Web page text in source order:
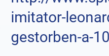
imitator-
gestorben-a-